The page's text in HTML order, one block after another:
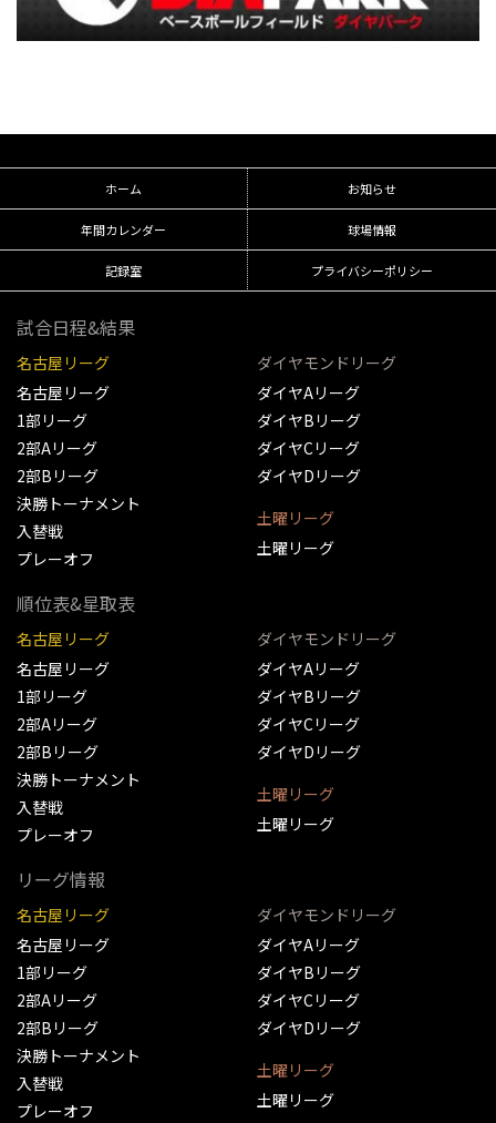
ホーム お知らせ
年間カレンダー 球場情報
記録室 プライバシーポリシー
試合日程&結果
名古屋リーグ
名古屋リーグ
1部リーグ
2部Aリーグ
2部Bリーグ
決勝トーナメント
入替戦
プレーオフ
ダイヤモンドリーグ
ダイヤAリーグ
ダイヤBリーグ
ダイヤCリーグ
ダイヤDリーグ
土曜リーグ
土曜リーグ
順位表&星取表
名古屋リーグ
名古屋リーグ
1部リーグ
2部Aリーグ
2部Bリーグ
決勝トーナメント
入替戦
プレーオフ
ダイヤモンドリーグ
ダイヤAリーグ
ダイヤBリーグ
ダイヤCリーグ
ダイヤDリーグ
土曜リーグ
土曜リーグ
リーグ情報
名古屋リーグ
名古屋リーグ
1部リーグ
2部Aリーグ
2部Bリーグ
決勝トーナメント
入替戦
プレーオフ
ダイヤモンドリーグ
ダイヤAリーグ
ダイヤBリーグ
ダイヤCリーグ
ダイヤDリーグ
土曜リーグ
土曜リーグ